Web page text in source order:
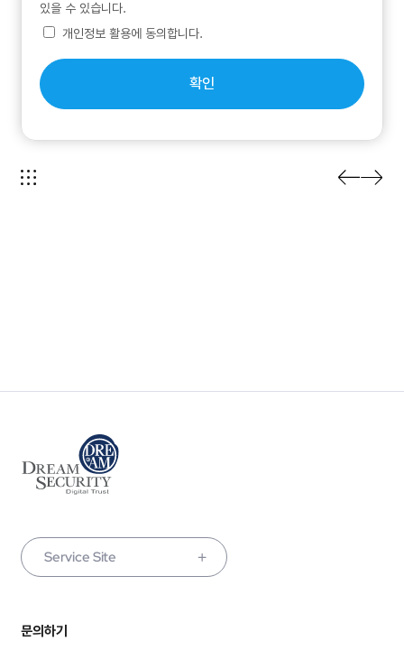
있을 수 있습니다.
개인정보 활용에 동의합니다.
확인
문의하기
Service Site